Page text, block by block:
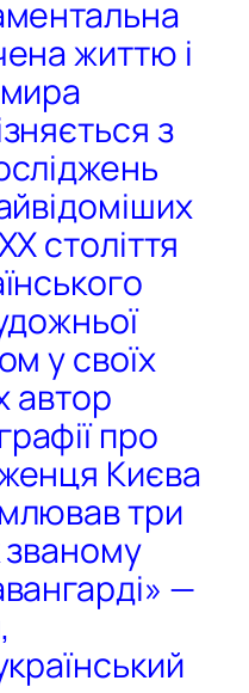
життю і
з
століття
у своїх
автор
про
Києва
три
званому
—